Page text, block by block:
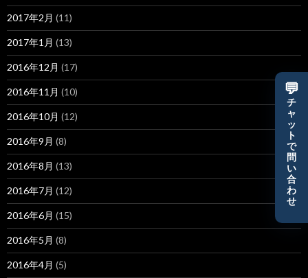
2017年2月 (11)
2017年1月 (13)
2016年12月 (17)
2016年11月 (10)
2016年10月 (12)
2016年9月 (8)
2016年8月 (13)
2016年7月 (12)
2016年6月 (15)
2016年5月 (8)
2016年4月 (5)
💬
チ
ャ
ッ
ト
で
問
い
合
わ
せ